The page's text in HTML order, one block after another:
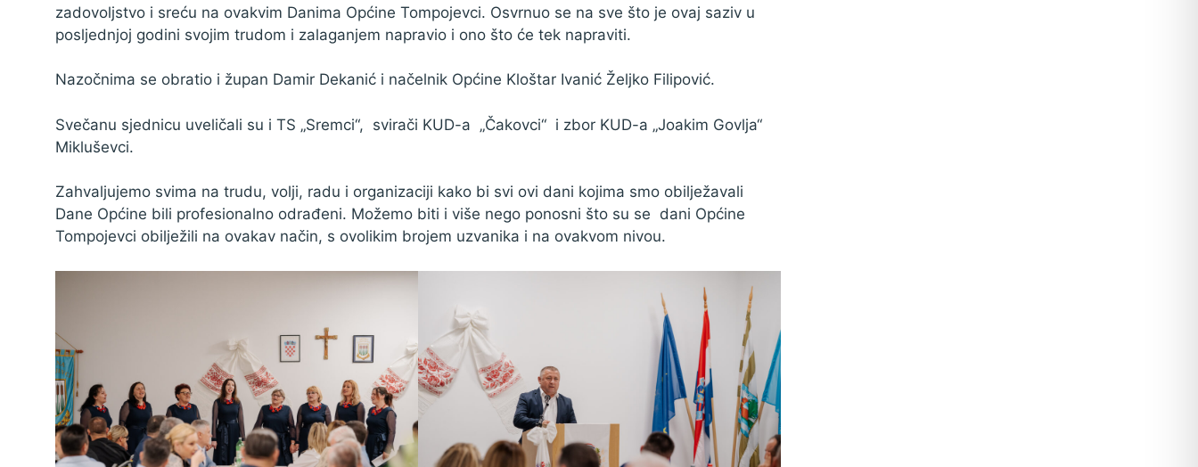
zadovoljstvo i sreću na ovakvim Danima Općine Tompojevci. Osvrnuo se na sve što je ovaj saziv u
posljednjoj godini svojim trudom i zalaganjem napravio i ono što će tek napraviti.
Nazočnima se obratio i župan Damir Dekanić i načelnik Općine Kloštar Ivanić Željko Filipović.
Svečanu sjednicu uveličali su i TS „Sremci“, svirači KUD-a „Čakovci“ i zbor KUD-a „Joakim Govlja“
Mikluševci.
Zahvaljujemo svima na trudu, volji, radu i organizaciji kako bi svi ovi dani kojima smo obilježavali
Dane Općine bili profesionalno odrađeni. Možemo biti i više nego ponosni što su se dani Općine
Tompojevci obilježili na ovakav način, s ovolikim brojem uzvanika i na ovakvom nivou.